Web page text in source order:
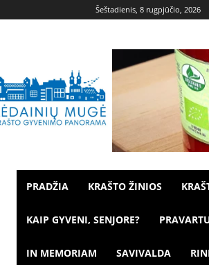
Šeštadienis, 8 rugpjūčio, 2026
PRADŽIA KRAŠTO ŽINIOS
KAIP GYVENI, SENJORE?
IN MEMORIAM SAVIVALDA